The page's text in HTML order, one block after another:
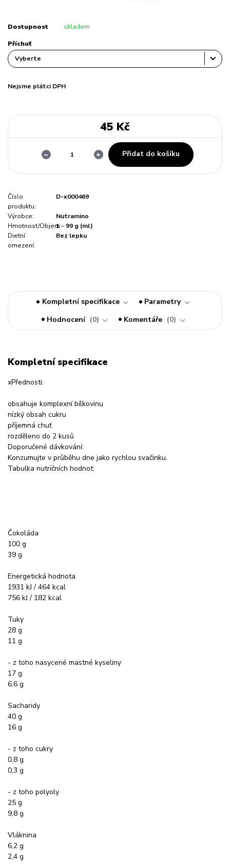
Dostupnost skladem
Příchuť
Nejsme plátci DPH
45 Kč
Přidat do košíku
Číslo
produktu:
D-x000469
Výrobce:
Nutramino
Hmotnost/Objem:1 - 99 g (ml)
Dietní
omezení:
Bez lepku
Kompletní specifikace
Parametry
Hodnocení
0 Komentáře 0
Kompletní specifikace
xPřednosti:
obsahuje komplexní bílkovinu
nízký obsah cukru
příjemná chuť
rozděleno do 2 kusů
Doporučené dávkování:
Konzumujte v průběhu dne jako rychlou svačinku.
Tabulka nutričních hodnot:
Čokoláda
100 g
39 g
Energetická hodnota
1931 kJ / 464 kcal
756 kJ / 182 kcal
Tuky
28 g
11 g
- z toho nasycené mastné kyseliny
17 g
6,6 g
Sacharidy
40 g
16 g
- z toho cukry
0,8 g
0,3 g
- z toho polyoly
25 g
9,8 g
Vláknina
6,2 g
2,4 g